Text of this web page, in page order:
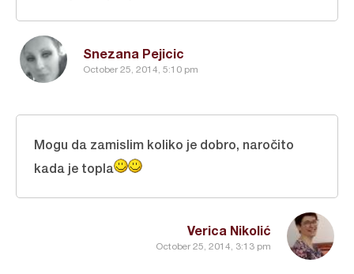
Snezana Pejicic
October 25, 2014, 5:10 pm
Verica Nikolić
October 25, 2014, 3:13 pm
Mogu da zamislim koliko je dobro, naročito
kada je topla